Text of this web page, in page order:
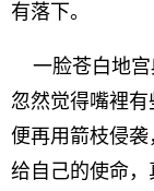
有落下。
一脸苍白地宫
忽然觉得嘴裡
便再用箭枝侵
给自己的使命，